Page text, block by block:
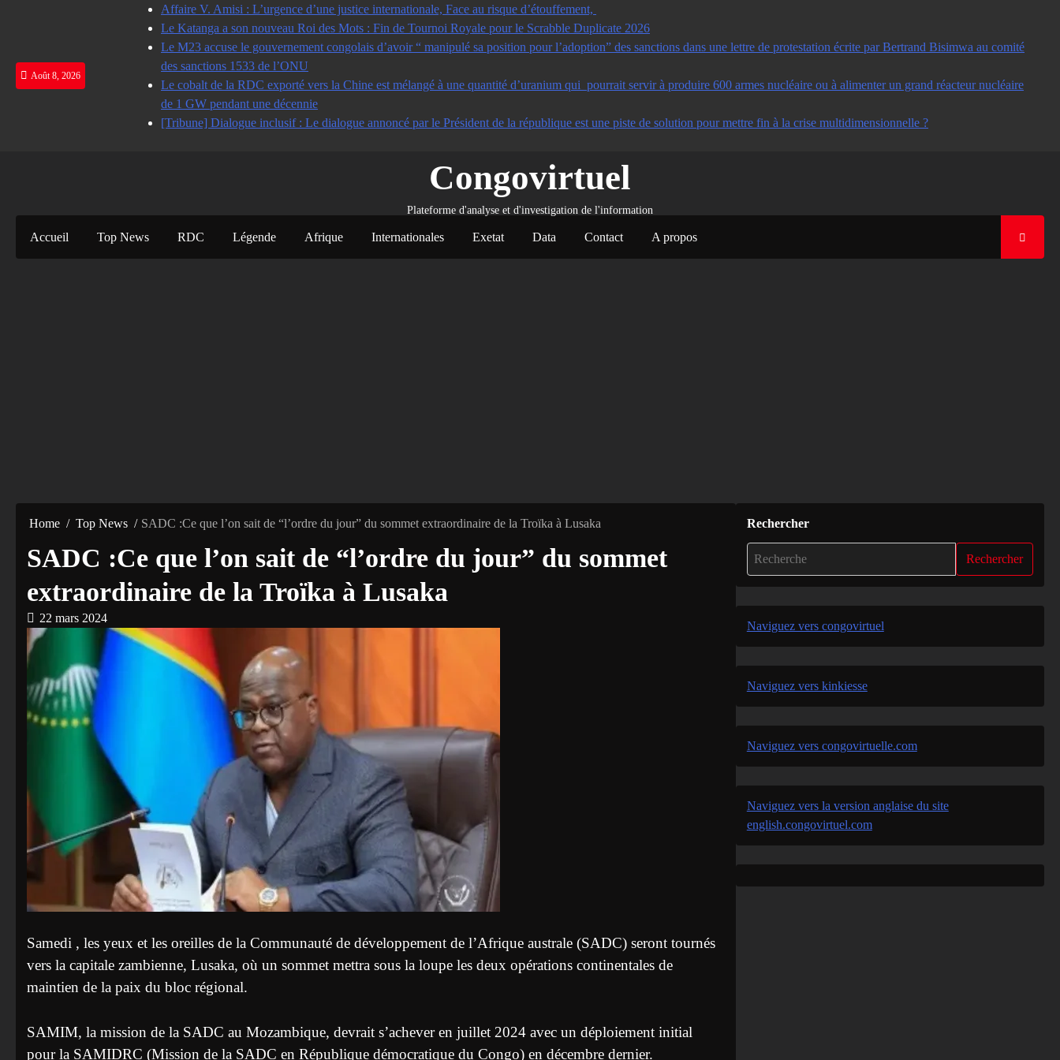
Août 8, 2026
Affaire V. Amisi : L’urgence d’une justice internationale, Face au risque d’étouffement,
Le Katanga a son nouveau Roi des Mots : Fin de Tournoi Royale pour le Scrabble Duplicate 2026
Le M23 accuse le gouvernement congolais d’avoir “ manipulé sa position pour l’adoption” des sanctions dans une lettre de protestation écrite par Bertrand Bisimwa au comité
des sanctions 1533 de l’ONU
Le cobalt de la RDC exporté vers la Chine est mélangé à une quantité d’uranium qui pourrait servir à produire 600 armes nucléaire ou à alimenter un grand réacteur nucléaire
de 1 GW pendant une décennie
[Tribune] Dialogue inclusif : Le dialogue annoncé par le Président de la république est une piste de solution pour mettre fin à la crise multidimensionnelle ?
Congovirtuel
Plateforme d'analyse et d'investigation de l'information
Accueil Top News RDC Légende Afrique Internationales Exetat Data Contact A propos
Home Top News SADC :Ce que l’on sait de “l’ordre du jour” du sommet extraordinaire de la Troïka à Lusaka
SADC :Ce que l’on sait de “l’ordre du jour” du sommet
extraordinaire de la Troïka à Lusaka
22 mars 2024
Samedi , les yeux et les oreilles de la Communauté de développement de l’Afrique australe (SADC) seront tournés
vers la capitale zambienne, Lusaka, où un sommet mettra sous la loupe les deux opérations continentales de
maintien de la paix du bloc régional.
SAMIM, la mission de la SADC au Mozambique, devrait s’achever en juillet 2024 avec un déploiement initial
pour la SAMIDRC (Mission de la SADC en République démocratique du Congo) en décembre dernier.
Rechercher
Rechercher
Naviguez vers congovirtuel
Naviguez vers kinkiesse
Naviguez vers congovirtuelle.com
Naviguez vers la version anglaise du site
english.congovirtuel.com